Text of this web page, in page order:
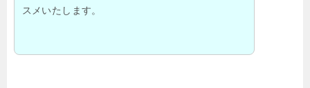
スメいたします。